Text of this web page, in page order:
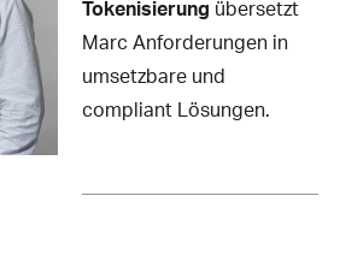
Tokenisierung übersetzt
Marc Anforderungen in
umsetzbare und
compliant Lösungen.